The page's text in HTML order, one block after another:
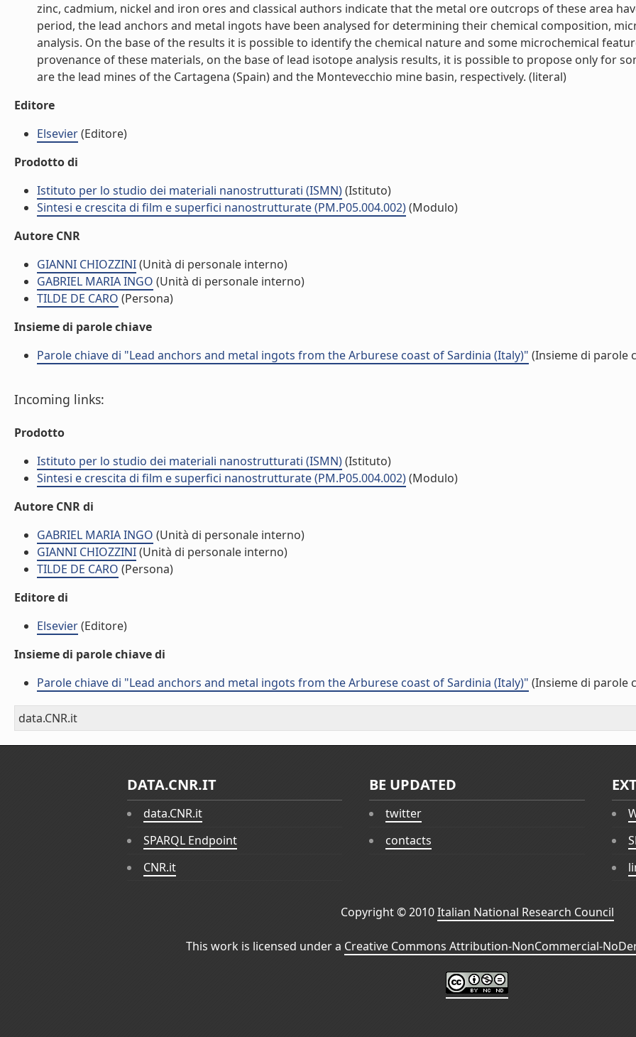
zinc, cadmium, nickel and iron ores and classical authors indicate that the metal ore outcrops of these area
period, the lead anchors and metal ingots have been analysed for determining their chemical composition,
analysis. On the base of the results it is possible to identify the chemical nature and some microchemical
provenance of these materials, on the base of lead isotope analysis results, it is possible to propose only for
are the lead mines of the Cartagena (Spain) and the Montevecchio mine basin, respectively. (literal)
Editore
Elsevier(Editore)
Prodotto di
Istituto per lo studio dei materiali nanostrutturati (ISMN)(Istituto)
Sintesi e crescita di film e superfici nanostrutturate (PM.P05.004.002)(Modulo)
Autore CNR
GIANNI CHIOZZINI(Unità di personale interno)
GABRIEL MARIA INGO (Unità di personale interno)
TILDE DE CARO (Persona)
Insieme di parole chiave
Parole chiave di "Lead anchors and metal ingots from the Arburese coast of Sardinia (Italy)" (Insieme di parole
Incoming links:
Prodotto
Istituto per lo studio dei materiali nanostrutturati (ISMN)(Istituto)
Sintesi e crescita di film e superfici nanostrutturate (PM.P05.004.002)(Modulo)
Autore CNR di
GABRIEL MARIA INGO (Unità di personale interno)
GIANNI CHIOZZINI(Unità di personale interno)
TILDE DE CARO (Persona)
Editore di
Elsevier(Editore)
Insieme di parole chiave di
Parole chiave di "Lead anchors and metal ingots from the Arburese coast of Sardinia (Italy)" (Insieme di parole
data.CNR.it
DATA.CNR.IT
data.CNR.it
SPARQL Endpoint
CNR.it
BE UPDATED
twitter
contacts
Copyright © 2010Italian National Research Council
This work is licensed under a Creative Commons Attribution-NonCommercial-